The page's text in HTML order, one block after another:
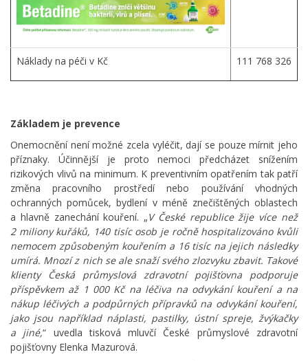
Náklady na péči v Kč 111 768 326
Základem je prevence
Onemocnění není možné zcela vyléčit, dají se pouze mírnit jeho
příznaky. Účinnější je proto nemoci předcházet snížením
rizikových vlivů na minimum. K preventivním opatřením tak patří
změna pracovního prostředí nebo používání vhodných
ochranných pomůcek, bydlení v méně znečištěných oblastech
a hlavně zanechání kouření. „V České republice žije více než
2 miliony kuřáků, 140 tisíc osob je ročně hospitalizováno kvůli
nemocem způsobeným kouřením a 16 tisíc na jejich následky
umírá. Mnozí z nich se ale snaží svého zlozvyku zbavit. Takové
klienty Česká průmyslová zdravotní pojišťovna podporuje
příspěvkem až 1 000 Kč na léčiva na odvykání kouření a na
nákup léčivých a podpůrných přípravků na odvykání kouření,
jako jsou například náplasti, pastilky, ústní spreje, žvýkačky
a jiné,“ uvedla tisková mluvčí České průmyslové zdravotní
pojišťovny Elenka Mazurová.